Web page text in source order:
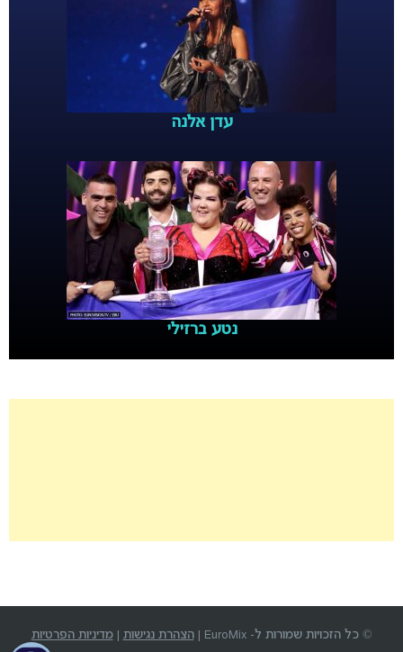
עדן אלנה
נטע ברזילי
© כל הזכויות שמורות ל- EuroMix | הצהרת נגישות |מדיניות הפרטיות